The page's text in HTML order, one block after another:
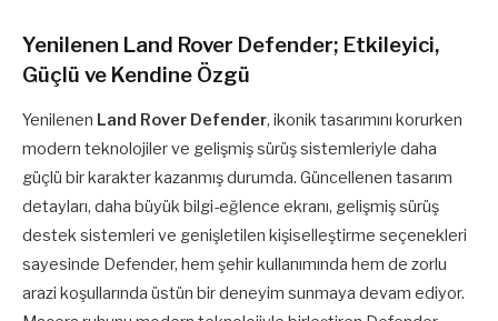
Yenilenen Land Rover Defender; Etkileyici,
Güçlü ve Kendine Özgü
Yenilenen Land Rover Defender, ikonik tasarımını korurken
modern teknolojiler ve gelişmiş sürüş sistemleriyle daha
güçlü bir karakter kazanmış durumda. Güncellenen tasarım
detayları, daha büyük bilgi-eğlence ekranı, gelişmiş sürüş
destek sistemleri ve genişletilen kişiselleştirme seçenekleri
sayesinde Defender, hem şehir kullanımında hem de zorlu
arazi koşullarında üstün bir deneyim sunmaya devam ediyor.